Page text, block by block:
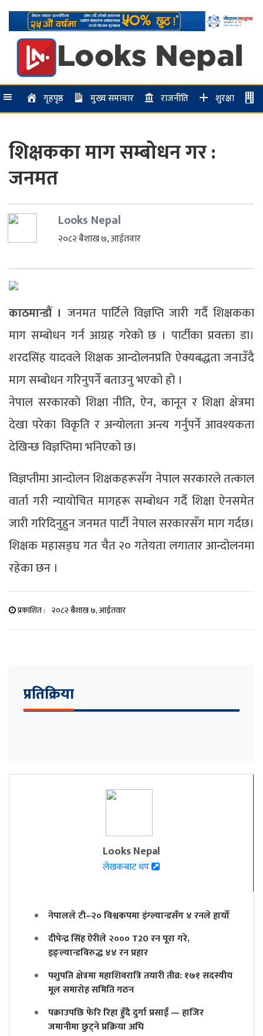
गृहपृष्ठ मुख्य समाचार राजनीति शुरक्षा
शिक्षकका माग सम्बोधन गर :
जनमत
Looks Nepal
२०८२ बैशाख ७, आईतवार
काठमान्डौं । जनमत पार्टिले विज्ञप्ति जारी गर्दै शिक्षकका
माग सम्बोधन गर्न आग्रह गरेको छ । पार्टीका प्रवक्ता डा।
शरदसिंह यादवले शिक्षक आन्दोलनप्रति ऐक्यबद्धता जनाउँदै
माग सम्बोधन गरिनुपर्ने बताउनु भएको हो ।
नेपाल सरकारको शिक्षा नीति, ऐन, कानून र शिक्षा क्षेत्रमा
देखा परेका विकृति र अन्योलता अन्त्य गर्नुपर्ने आवश्यकता
देखिन्छ विज्ञप्तिमा भनिएको छ।
विज्ञप्तीमा आन्दोलन शिक्षकहरूसँग नेपाल सरकारले तत्काल
वार्ता गरी न्यायोचित मागहरू सम्बोधन गर्दै शिक्षा ऐनसमेत
जारी गरिदिनुहुन जनमत पार्टी नेपाल सरकारसँग माग गर्दछ।
शिक्षक महासङ्घ गत चैत २० गतेयता लगातार आन्दोलनमा
रहेका छन ।
प्रकाशित : २०८२ बैशाख ७, आईतवार
प्रतिक्रिया
Looks Nepal
लेखकबाट थप
नेपालले टी–२० विश्वकपमा इंग्ल्यान्डसँग ४ रनले हार्यो
दीपेन्द्र सिंह ऐरीले २००० T20 रन पूरा गरे,
इङ्ल्यान्डविरुद्ध ४४ रन प्रहार
पशुपति क्षेत्रमा महाशिवरात्रि तयारी तीव्र: १७१ सदस्यीय
मूल समारोह समिति गठन
पक्राउपछि फेरि रिहा हुँदै दुर्गा प्रसाईं — हाजिर
जमानीमा छुट्ने प्रक्रिया अघि